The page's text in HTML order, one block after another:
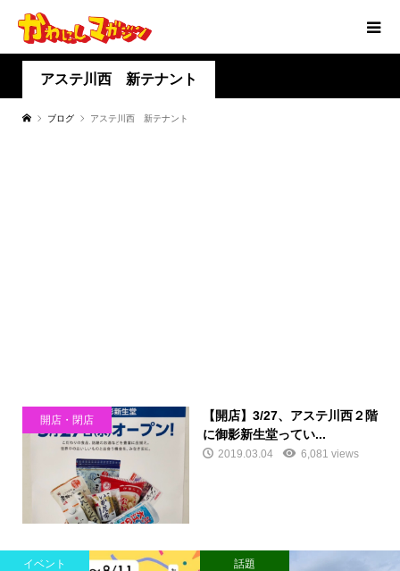
アステ川西 新テナント
ブログ アステ川西 新テナント
開店・閉店
【開店】3/27、アステ川西２階
に御影新生堂ってい...
2019.03.04 6,081 views
イベント 話題